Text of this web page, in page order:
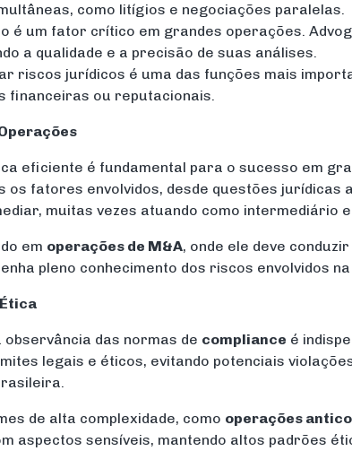
como litígios e negociações paralelas.
é um fator crítico em grandes operações.
a qualidade e a precisão de suas análises.
riscos jurídicos é uma das funções mais
financeiras ou reputacionais.
eficiente é fundamental para o sucesso em
os fatores envolvidos, desde questões jurídicas
muitas vezes atuando como
em operações de M&A, onde ele deve conduzir
pleno conhecimento dos riscos envolvidos
das normas de compliance é
legais e éticos, evitando potenciais
de alta complexidade, como operações
aspectos sensíveis, mantendo altos padrões